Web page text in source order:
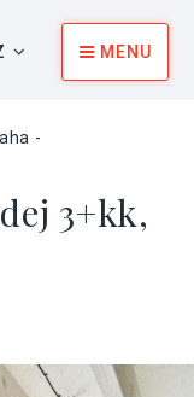
MENU
-
3+kk,